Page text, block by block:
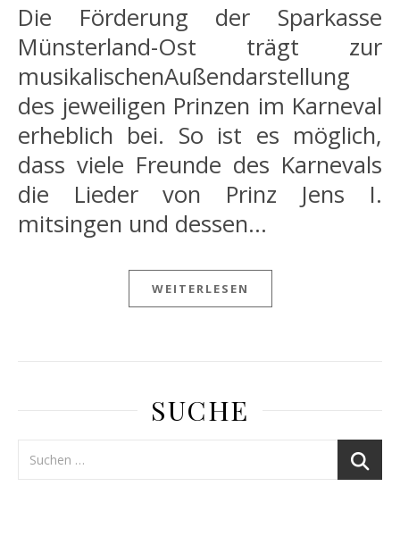
Die Förderung der Sparkasse
Münsterland-Ost trägt zur
musikalischenAußendarstellung
des jeweiligen Prinzen im Karneval
erheblich bei. So ist es möglich,
dass viele Freunde des Karnevals
die Lieder von Prinz Jens I.
mitsingen und dessen…
WEITERLESEN
SUCHE